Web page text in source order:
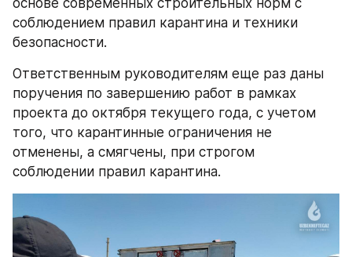
соблюдением правил карантина и техники
безопасности.
Ответственным руководителям еще раз даны
поручения по завершению работ в рамках
проекта до октября текущего года, с учетом
того, что карантинные ограничения не
отменены, а смягчены, при строгом
соблюдении правил карантина.